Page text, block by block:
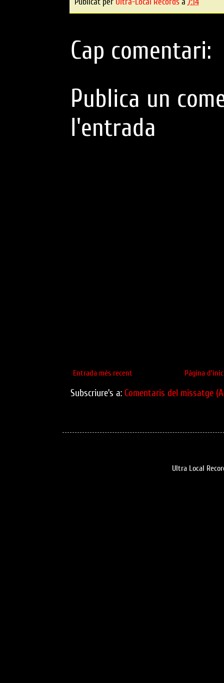
Cap comentari:
Publica un
l'entrada
Entrada més recent Pàgina
Subscriure's a: Comentaris del missatge
Ultra Local